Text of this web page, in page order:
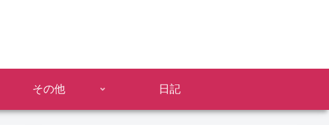
その他 日記